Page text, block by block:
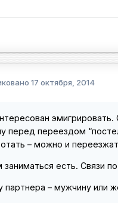
17 октября, 2014
перед переездом
– можно и
заниматься есть. Связи
партнера – мужчину или